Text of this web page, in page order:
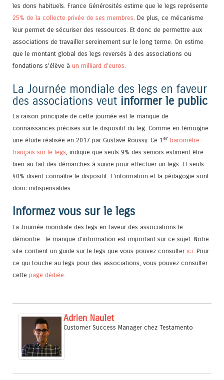
les dons habituels. France Générosités estime que le legs représente
25% de la collecte privée de ses membres . De plus, ce mécanisme
leur permet de sécuriser des ressources. Et donc de permettre aux
associations de travailler sereinement sur le long terme. On estime
que le montant global des legs reversés à des associations ou
fondations s’élève à un milliard d’euros
La Journée mondiale des legs en faveur
des associations veut informer le public
La raison principale de cette journée est le manque de
connaissances précises sur le dispositif du leg. Comme en témoigne
une étude réalisée en 2017 par Gustave Roussy. Ce 1er baromètre
français sur le legs, indique que seuls 9% des seniors estiment être
bien au fait des démarches à suivre pour effectuer un legs. Et seuls
40% disent connaître le dispositif. L’information et la pédagogie sont
donc indispensables.
Informez vous sur le legs
La Journée mondiale des legs en faveur des associations le
démontre : le manque d’information est important sur ce sujet. Notre
site contient un guide sur le legs que vous pouvez consulter ici . Pour
ce qui touche au legs pour des associations, vous pouvez consulter
cette page dédiée
Adrien Naulet
Customer Success Manager chez Testamento